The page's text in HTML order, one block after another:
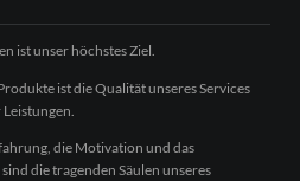
ist unser höchstes Ziel.
ist die Qualität unseres Services
die Motivation und das
die tragenden Säulen unseres